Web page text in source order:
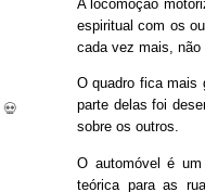
A locomoção
espiritual com os
cada vez mais,
O quadro fica mais
parte delas foi
sobre os outros.
O automóvel é
teórica para as
💀